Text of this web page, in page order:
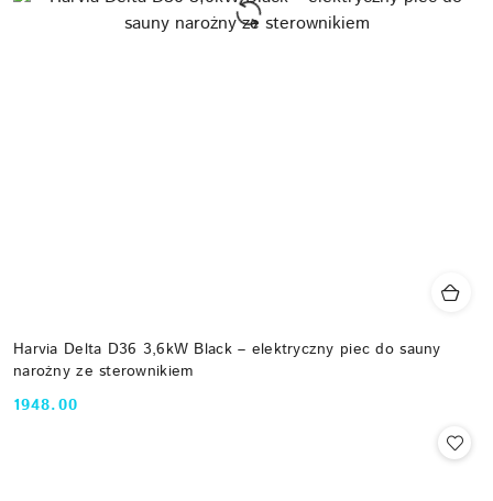
Harvia Delta D36 3,6kW Black – elektryczny piec do sauny
narożny ze sterownikiem
Cena:
1948.00